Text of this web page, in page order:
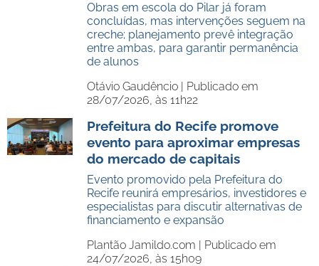
Obras em escola do Pilar já foram
concluídas, mas intervenções seguem na
creche; planejamento prevê integração
entre ambas, para garantir permanência
de alunos
Otávio Gaudêncio | Publicado em
28/07/2026, às 11h22
Prefeitura do Recife promove
evento para aproximar empresas
do mercado de capitais
Evento promovido pela Prefeitura do
Recife reunirá empresários, investidores e
especialistas para discutir alternativas de
financiamento e expansão
Plantão Jamildo.com | Publicado em
24/07/2026, às 15h09